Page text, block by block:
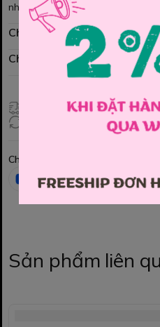
nhẹ nhàng, đáng iu. Đầm rất xinh,
Chính sách mua hàng
Chính sách đổi hàng
Giao hàng toàn quốc
Đổi hàng 3 ngày (HCM), 7
Chia sẻ
Sản phẩm liên